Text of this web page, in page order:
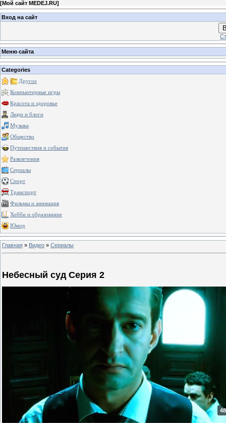
[Мой сайт MEDEJ.RU]
Вход на сайт
Меню сайта
Categories
Другое
Компьютерные игры
Красота и здоровье
Люди и блоги
Музыка
Общество
Путешествия и события
Развлечения
Сериалы
Спорт
Транспорт
Фильмы и анимация
Хобби и образование
Юмор
Главная » Видео » Сериалы
Небесный суд Серия 2